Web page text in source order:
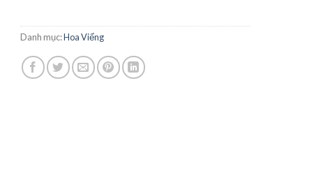
Danh mục:Hoa Viếng